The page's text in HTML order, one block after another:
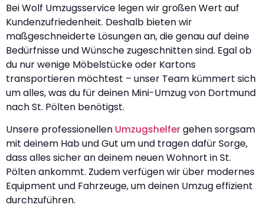
Bei Wolf Umzugsservice legen wir großen Wert auf
Kundenzufriedenheit. Deshalb bieten wir
maßgeschneiderte Lösungen an, die genau auf deine
Bedürfnisse und Wünsche zugeschnitten sind. Egal ob
du nur wenige Möbelstücke oder Kartons
transportieren möchtest – unser Team kümmert sich
um alles, was du für deinen Mini-Umzug von Dortmund
nach St. Pölten benötigst.
Unsere professionellen Umzugshelfergehen sorgsam
mit deinem Hab und Gut um und tragen dafür Sorge,
dass alles sicher an deinem neuen Wohnort in St.
Pölten ankommt. Zudem verfügen wir über modernes
Equipment und Fahrzeuge, um deinen Umzug effizient
durchzuführen.